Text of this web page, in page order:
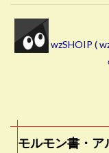
wzSHOIP (
モルモン書・